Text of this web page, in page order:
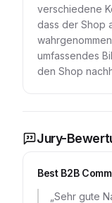
verschiedene
dass der Shop
umfassendes
den Shop
Jury-
Best B2B
Sehr gute